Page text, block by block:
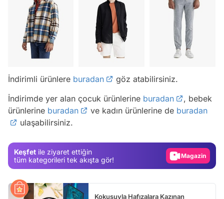
İndirimli ürünlere buradan
göz atabilirsiniz.
İndirimde yer alan çocuk ürünlerine buradan
, bebek
ürünlerine buradan ve kadın ürünlerine de buradan
ulaşabilirsiniz.
Keşfet ile ziyaret ettiğin
tüm kategorileri tek akışta gör!
Video
Kokusuyla Hafızalara Kazınan